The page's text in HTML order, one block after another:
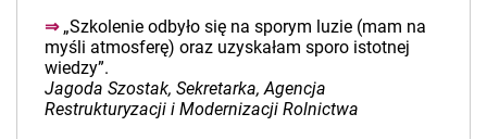
⇒„Szkolenie odbyło się na sporym luzie (mam na
myśli atmosferę) oraz uzyskałam sporo istotnej
wiedzy”.
Jagoda Szostak, Sekretarka, Agencja
Restrukturyzacji i Modernizacji Rolnictwa